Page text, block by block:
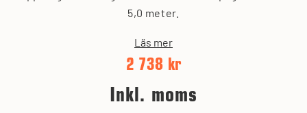
5,0 meter.
Läs mer
2 738 kr
Inkl. moms